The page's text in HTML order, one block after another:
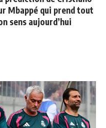
Mbappé qui prend tout
sens aujourd’hui